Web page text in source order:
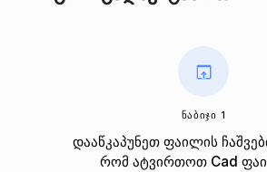
ᲜᲐᲑᲘᲯᲘ 1
დააწკაპუნეთ ფაილის
რომ ატვირთოთ Cad